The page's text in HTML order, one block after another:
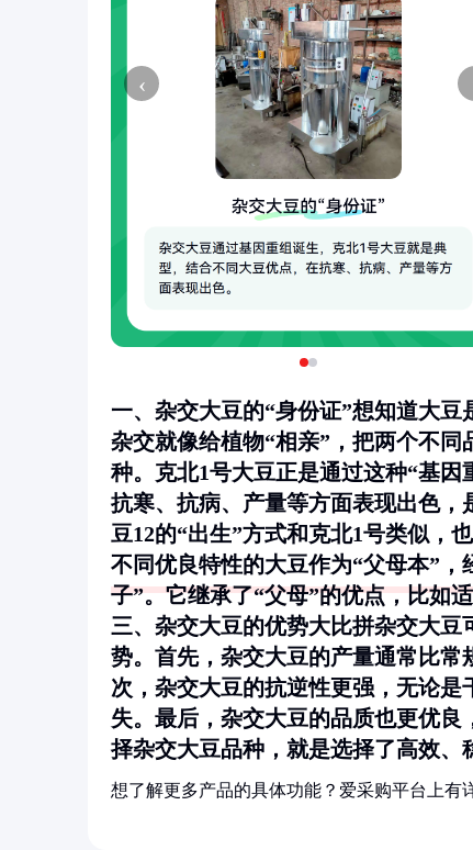
‹
一、杂交大豆的“身份证”想知道大
杂交就像给植物“相亲”，把两个不
种。克北1号大豆正是通过这种“基
抗寒、抗病、产量等方面表现出色，
豆12的“出生”方式和克北1号类似，
不同优良特性的大豆作为“父母本”
子”。它继承了“父母”的优点，比如
三、杂交大豆的优势大比拼杂交大
势。首先，杂交大豆的产量通常比
次，杂交大豆的抗逆性更强，无论
失。最后，杂交大豆的品质也更优
择杂交大豆品种，就是选择了高效、
想了解更多产品的具体功能？爱采购平台上有